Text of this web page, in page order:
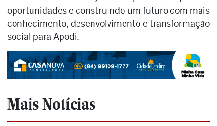
oportunidades e construindo um futuro com mais
conhecimento, desenvolvimento e transformação
social para Apodi.
Mais Notícias